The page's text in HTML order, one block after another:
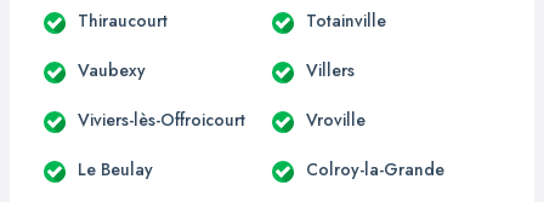
Thiraucourt Totainville
Vaubexy Villers
Viviers-lès-Offroicourt Vroville
Le Beulay Colroy-la-Grande